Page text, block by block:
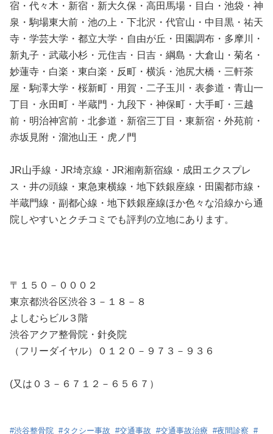
宿・代々木・新宿・新大久保・高田馬場・目白・池袋・神
泉・駒場東大前・池の上・下北沢・代官山・中目黒・祐天
寺・学芸大学・都立大学・自由が丘・田園調布・多摩川・
新丸子・武蔵小杉・元住吉・日吉・綱島・大倉山・菊名・
妙蓮寺・白楽・東白楽・反町・横浜・池尻大橋・三軒茶
屋・駒澤大学・桜新町・用賀・二子玉川・表参道・青山一
丁目・永田町・半蔵門・九段下・神保町・大手町・三越
前・明治神宮前・北参道・新宿三丁目・東新宿・外苑前・
赤坂見附・溜池山王・虎ノ門
JR山手線・JR埼京線・JR湘南新宿線・成田エクスプレ
ス・井の頭線・東急東横線・地下鉄銀座線・田園都市線・
半蔵門線・副都心線・地下鉄銀座線ほか色々な沿線から通
院しやすいとクチコミでも評判の立地にあります。
〒１５０－０００２
東京都渋谷区渋谷３－１８－８
よしむらビル３階
渋谷アクア整骨院・針灸院
（フリーダイヤル）０１２０－９７３－９３６
(又は０３－６７１２－６５６７）
#渋谷整骨院 #タクシー事故 #交通事故 #交通事故治療 #夜間診察 #